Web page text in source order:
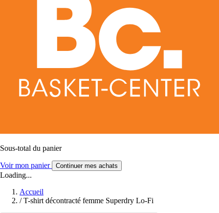
Sous-total du panier
Voir mon panier Continuer mes achats
Loading...
Accueil
/ T-shirt décontracté femme Superdry Lo-Fi